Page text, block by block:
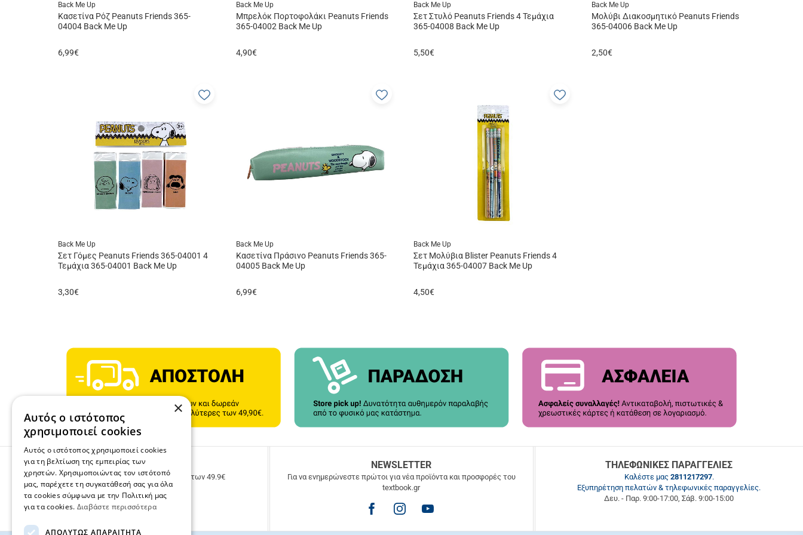
Back Me Up
Κασετίνα Ρόζ Peanuts Friends 365-
04004 Back Me Up
6,99€
Back Me Up
Μπρελόκ Πορτοφολάκι Peanuts Friends
365-04002 Back Me Up
4,90€
Back Me Up
Σετ Στυλό Peanuts Friends 4 Τεμάχια
365-04008 Back Me Up
5,50€
Back Me Up
Μολύβι Διακοσμητικό Peanuts Friends
365-04006 Back Me Up
2,50€
Back Me Up
Σετ Γόμες Peanuts Friends 365-04001 4
Τεμάχια 365-04001 Back Me Up
3,30€
Προσθήκη
Back Me Up
Κασετίνα Πράσινο Peanuts Friends 365-
04005 Back Me Up
6,99€
Προσθήκη
Back Me Up
Σετ Μολύβια Blister Peanuts Friends 4
Τεμάχια 365-04007 Back Me Up
4,50€
Προσθήκη
ΔΩΡΕΑΝ ΜΕΤΑΦΟΡΙΚΑ
Δωρεάν μεταφορικά για παραγγελίες άνω των 49.9€
NEWSLETTER
Για να ενημερώνεστε πρώτοι για νέα προϊόντα και προσφορές του
textbook.gr
ΤΗΛΕΦΩΝΙΚΕΣ ΠΑΡΑΓΓΕΛΙΕΣ
Καλέστε μας 2811217297.
Εξυπηρέτηση πελατών & τηλεφωνικές παραγγελίες.
Δευ. - Παρ. 9:00-17:00, Σάβ. 9:00-15:00
×
Αυτός ο ιστότοπος
χρησιμοποιεί cookies
Αυτός ο ιστότοπος χρησιμοποιεί cookies
για τη βελτίωση της εμπειρίας των
χρηστών. Χρησιμοποιώντας τον ιστότοπό
μας, παρέχετε τη συγκατάθεσή σας για όλα
τα cookies σύμφωνα με την Πολιτική μας
για τα cookies. Διαβάστε περισσότερα
ΑΠΟΛΎΤΩΣ ΑΠΑΡΑΊΤΗΤΑ